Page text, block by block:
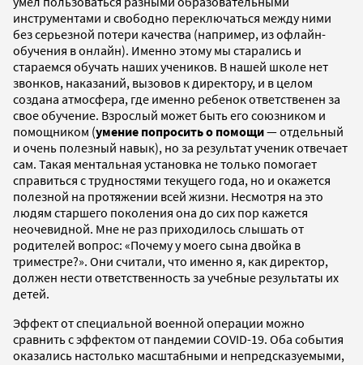
инструментами и свободно переключаться между ними
без серьезной потери качества (например, из офлайн-
обучения в онлайн). Именно этому мы старались и
стараемся обучать наших учеников. В нашей школе нет
звонков, наказаний, вызовов к директору, и в целом
создана атмосфера, где именно ребенок ответственен за
свое обучение. Взрослый может быть его союзником и
помощником (умение попросить о помощи— отдельный
и очень полезный навык), но за результат ученик отвечает
сам. Такая ментальная установка не только помогает
справиться с трудностями текущего года, но и окажется
полезной на протяжении всей жизни. Несмотря на это
людям старшего поколения она до сих пор кажется
неочевидной. Мне не раз приходилось слышать от
родителей вопрос: «Почему у моего сына двойка в
триместре?». Они считали, что именно я, как директор,
должен нести ответственность за учебные результаты их
детей.
Эффект от специальной военной операции можно
сравнить с эффектом от пандемии COVID-19. Оба события
оказались настолько масштабными и непредсказуемыми,